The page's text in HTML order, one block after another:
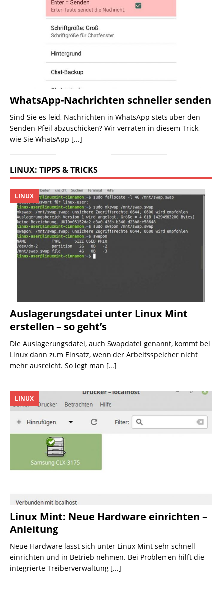
WhatsApp-Nachrichten schneller senden
Sind Sie es leid, Nachrichten in WhatsApp stets über den
Senden-Pfeil abzuschicken? Wir verraten in diesem Trick,
wie Sie WhatsApp [...]
LINUX: TIPPS & TRICKS
Auslagerungsdatei unter Linux Mint
erstellen – so geht’s
LINUX
Die Auslagerungsdatei, auch Swapdatei genannt, kommt bei
Linux dann zum Einsatz, wenn der Arbeitsspeicher nicht
mehr ausreicht. So legt man [...]
Linux Mint: Neue Hardware einrichten –
Anleitung
LINUX
Neue Hardware lässt sich unter Linux Mint sehr schnell
einrichten und in Betrieb nehmen. Bei Problemen hilft die
integrierte Treiberverwaltung [...]